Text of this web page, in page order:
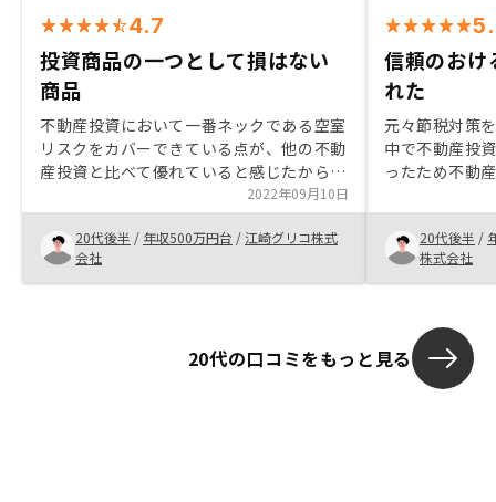
4.7
投資商品の一つとして損はない
商品
不動産投資において一番ネックである空室
リスクをカバーできている点が、他の不動
産投資と比べて優れていると感じたから
RENOSYでの不動産投資を始めました。担
当営業からもメリットデメリットについて
詳しく説明いただき、自分も納得した上で
契約することができたのでよかったです。
2022年09月10日
20代後半 / 年収500万円台 /江崎グリコ株式
会社
信頼のおけ
れた
元々節税対策
中で不動産投
ったため不動
担当してくれ
いデメリット
きました。 納
間をいただい
20代後半 /
株式会社
20代の口コミをもっと見る